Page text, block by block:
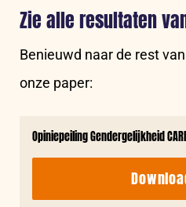
Zie alle resultaten
Benieuwd naar de rest
onze paper:
Opiniepeiling Gendergelijkheid